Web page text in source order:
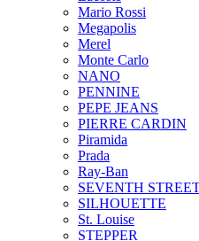
Mario Rossi
Megapolis
Merel
Monte Carlo
NANO
PENNINE
PEPE JEANS
PIERRE CARDIN
Piramida
Prada
Ray-Ban
SEVENTH
SILHOUETTE
St. Louise
STEPPER